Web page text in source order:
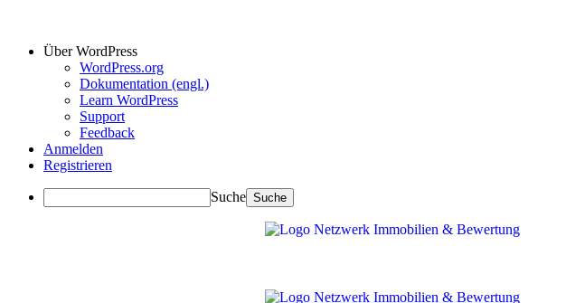
Über WordPress
WordPress.org
Dokumentation (engl.)
Learn WordPress
Support
Feedback
Anmelden
Registrieren
Suche